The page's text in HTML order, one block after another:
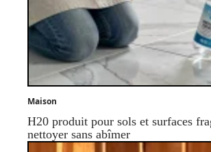
Maison
H20 produit pour sols et surfaces
nettoyer sans abîmer